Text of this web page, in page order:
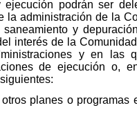
podrán ser
administración de la
y
interés de la
y en las
de ejecución o,
planes o programas